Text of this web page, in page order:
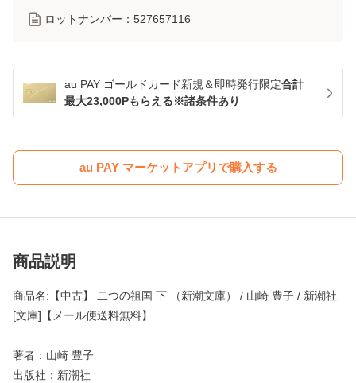
ロットナンバー： 527657116
au PAY ゴールドカード新規＆即時発行限定合計
最大23,000Pもらえる※諸条件あり
au PAY マーケットアプリで購入する
商品説明
商品名:【中古】 二つの祖国 下 （新潮文庫） / 山崎 豊子 / 新潮社
[文庫]【メール便送料無料】
著者：山崎 豊子
出版社：新潮社